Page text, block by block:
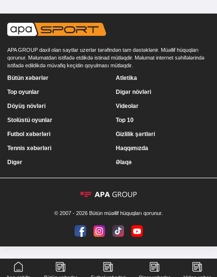
APA GROUP daxil olan saytlar uzerlər tərəfindən tam dəstəklənir. Müəllif hüquqları
qorunur. Məlumatdan istifadə etdikdə istinad mütləqdir. Məlumat internet səhifələrində
istifadə edildikdə müvafiq keçidin qoyulması mütləqdir.
Bütün xəbərlər
Top oyunlar
Döyüş növləri
Stolüstü oyunlar
Atletika
Digər növləri
Videolar
Top 10
Futbol xəbərləri
Tennis xəbərləri
Digər
Gizlilik şərtləri
Haqqımızda
Əlaqə
© 2007 - 2026 Bütün müəllif hüquqları qorunur.